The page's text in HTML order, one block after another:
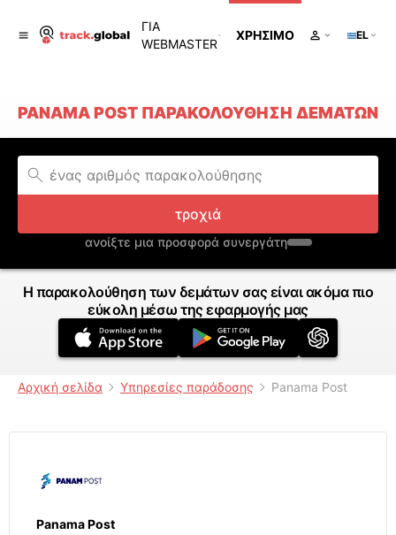
ΓΙΑ
WEBMASTER
ΧΡΉΣΙΜΟ EL
PANAMA POST ΠΑΡΑΚΟΛΟΎΘΗΣΗ ΔΕΜΆΤΩΝ
τροχιά
ανοίξτε μια προσφορά συνεργάτη
Η παρακολούθηση των δεμάτων σας είναι ακόμα πιο
εύκολη μέσω της εφαρμογής μας
Αρχική σελίδα Υπηρεσίες παράδοσης Panama Post
Panama Post